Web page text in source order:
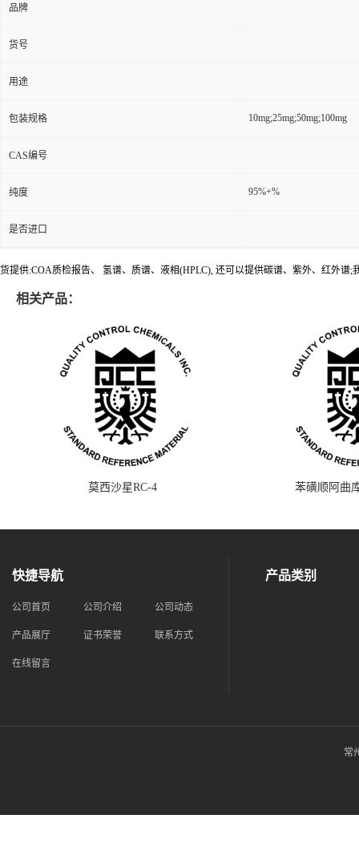
品牌
货号
用途
包装规格 10mg;25mg;50mg;100mg
CAS编号
纯度 95%+%
是否进口
货提供:COA质检报告、 氢谱、质谱、液相(HPLC), 还可以提供碳谱、紫外、红外谱;
相关产品：
莫西沙星RC-4 苯磺顺阿曲
快捷导航
公司首页 公司介绍 公司动态
产品展厅 证书荣誉 联系方式
在线留言
产品类别
常